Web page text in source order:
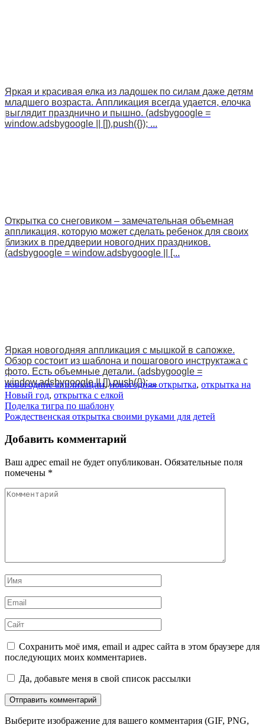
Яркая и красивая елка из ладошек по силам даже детям
младшего возраста. Аппликация всегда удается, елочка
выглядит празднично и пышно. (adsbygoogle =
window.adsbygoogle || []).push({}); ...
Открытка со снеговиком – замечательная объемная
аппликация, которую может сделать ребенок для своих
близких в преддверии новогодних праздников.
(adsbygoogle = window.adsbygoogle || [...
Яркая новогодняя аппликация с мышкой в сапожке.
Обзор состоит из шаблона и пошагового инструктажа с
фото. Есть объемные детали. (adsbygoogle =
window.adsbygoogle || []).push({}); ...
новогодние аппликации,новогодняя открытка, открытка на
Новый год, открытка с елкой
Навигация
по
записям
Поделка тигра по шаблону
Рождественская открытка своими руками для детей
Добавить комментарий
Ваш адрес email не будет опубликован. Обязательные поля
помечены *
Комментарий
Имя
Email
Сайт
Сохранить моё имя, email и адрес сайта в этом браузере для
последующих моих комментариев.
Да, добавьте меня в свой список рассылки
Выберите изображение для вашего комментария (GIF, PNG,